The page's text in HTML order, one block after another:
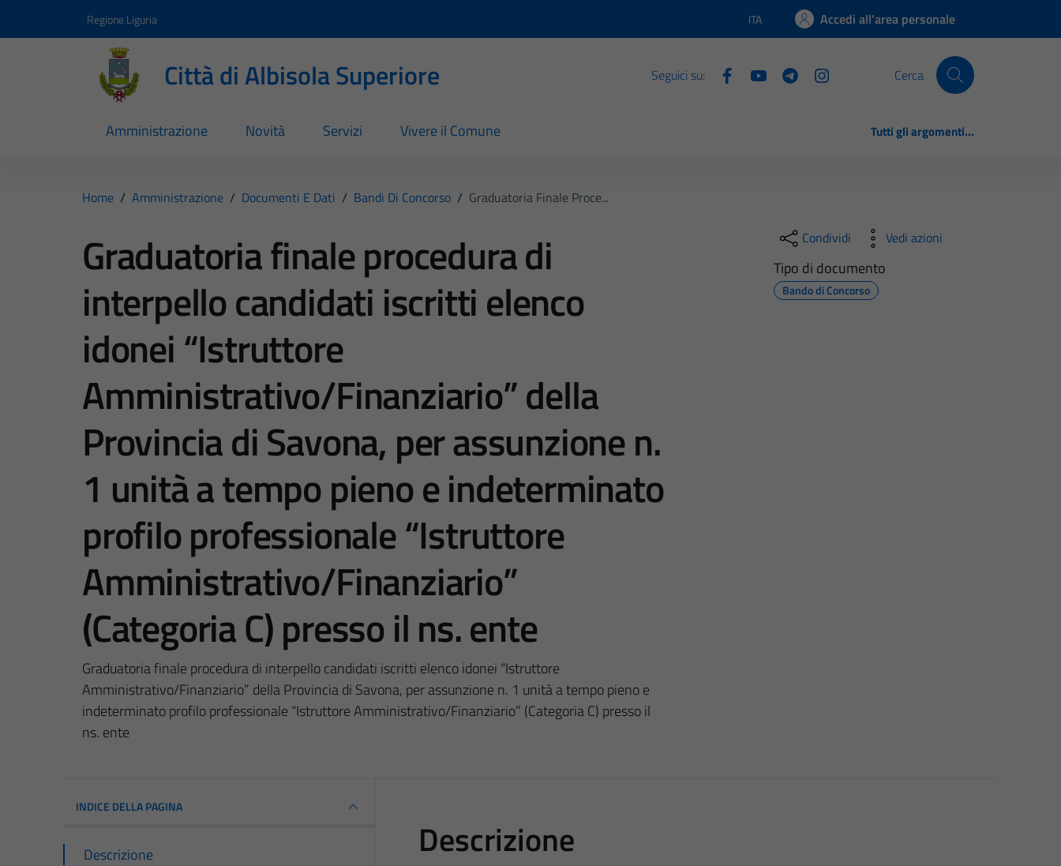
Regione Liguria Lingua attiva:
ITA Accedi all'area personale
Città di Albisola Superiore Seguici su: Cerca
Amministrazione Novità Servizi Vivere il Comune Tutti gli argomenti...
Home / Amministrazione / Documenti E Dati / Bandi Di Concorso / Graduatoria Finale Proce...
Graduatoria finale procedura di
interpello candidati iscritti elenco
idonei “Istruttore
Amministrativo/Finanziario” della
Provincia di Savona, per assunzione n.
1 unità a tempo pieno e indeterminato
profilo professionale “Istruttore
Amministrativo/Finanziario”
(Categoria C) presso il ns. ente
Graduatoria finale procedura di interpello candidati iscritti elenco idonei “Istruttore
Amministrativo/Finanziario” della Provincia di Savona, per assunzione n. 1 unità a tempo pieno e
indeterminato profilo professionale “Istruttore Amministrativo/Finanziario” (Categoria C) presso il
ns. ente
Condividi Vedi azioni
Tipo di documento
Bando di Concorso
INDICE DELLA PAGINA
Descrizione
Descrizione